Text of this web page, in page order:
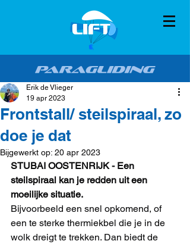
Frontstall/ steilspiraal, zo
doe je dat
Erik de Vlieger
19 apr 2023
Bijgewerkt op: 20 apr 2023
STUBAI OOSTENRIJK - Een
steilspiraal kan je redden uit een
moeilijke situatie.
Bijvoorbeeld een snel opkomend, of
een te sterke thermiekbel die je in de
wolk dreigt te trekken. Dan biedt de